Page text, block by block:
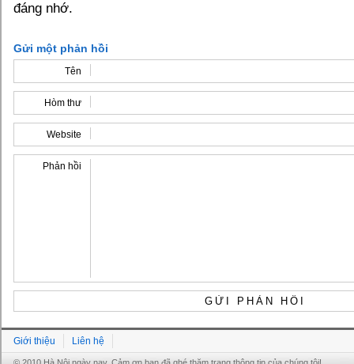
đáng nhớ.
Gửi một phản hồi
Tên
Hòm thư
Website
Phản hồi
Giới thiệu Liên hệ